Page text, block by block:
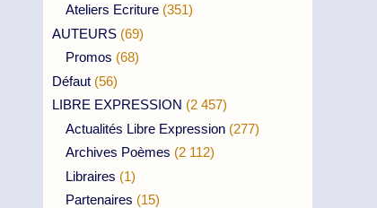
Ateliers Ecriture (351)
AUTEURS (69)
Promos (68)
Défaut (56)
LIBRE EXPRESSION (2 457)
Actualités Libre Expression (277)
Archives Poèmes (2 112)
Libraires (1)
Partenaires (15)